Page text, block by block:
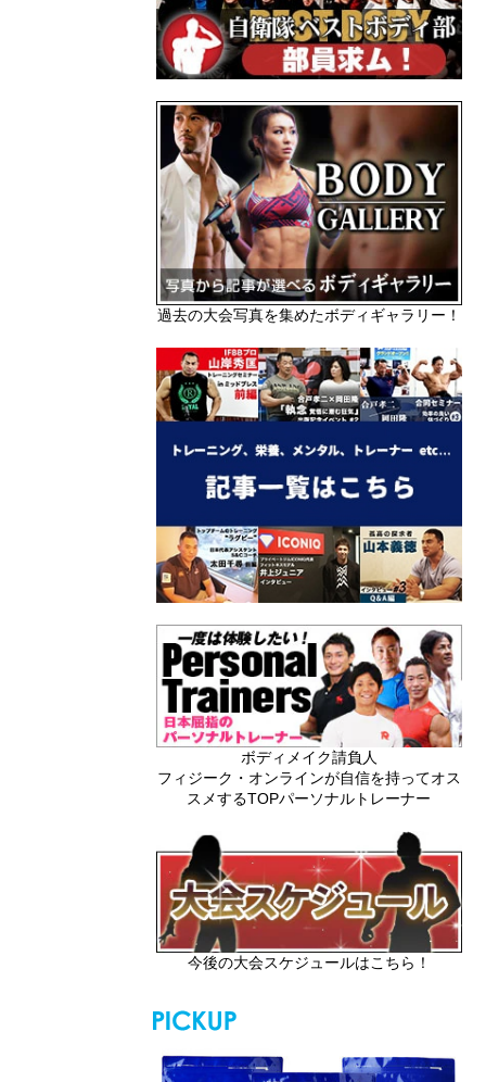
過去の大会写真を集めたボディギャラリー！
ボディメイク請負人
フィジーク・オンラインが自信を持ってオス
スメするTOPパーソナルトレーナー
今後の大会スケジュールはこちら！